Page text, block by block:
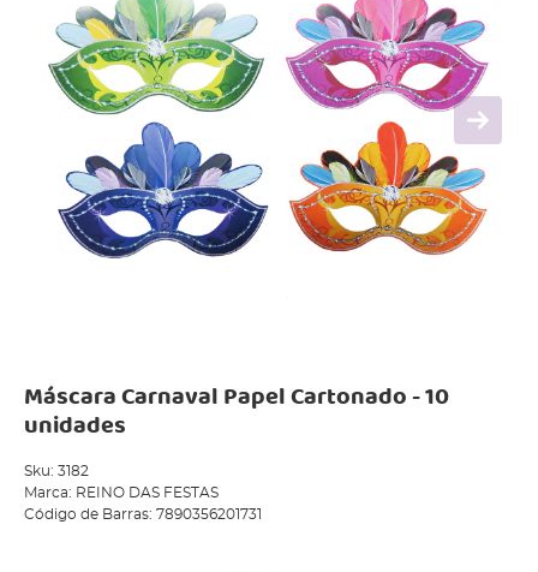
Máscara Carnaval Papel Cartonado - 10
unidades
Sku: 3182
Marca: REINO DAS FESTAS
Código de Barras: 7890356201731